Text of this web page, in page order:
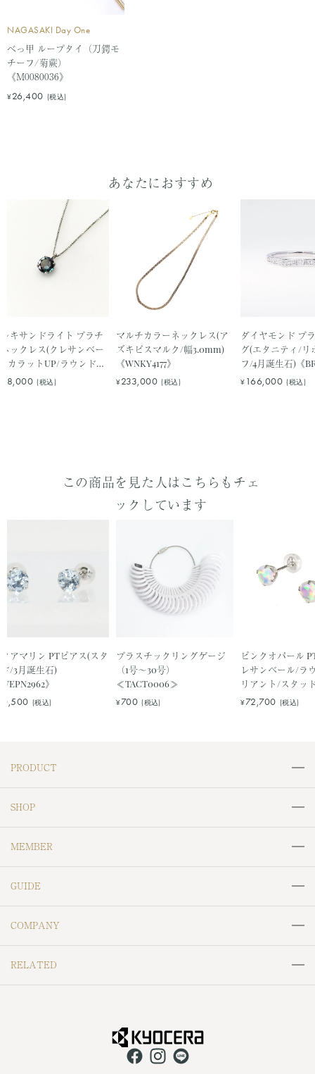
NAGASAKI Day One
べっ甲 ループタイ（刀鍔モ
チーフ/菊蕨）
《M0080036》
セ
¥26,400 (税込)
キサンドライト プラチ
ックレス(クレサンベー
1カラットUP/ラウンドブ
アント/6月誕生石)
》
(税込)
マルチカラーネックレス(ア
ズキビスマルク/幅3.0mm)
《WNKY4177》
¥233,000 (税込)
ダイヤモンド プ
グ(エタニティ/リ
フ/4月誕生石)《
¥ 166,000 (税込)
アマリン PTピアス(スタ
/3月誕生石)
》
(税込)
プラスチックリングゲージ
（1号～30号）
≪TACT0006≫
¥700 (税込)
ピンクオパール
レサンベール/ラ
リアント/スタッ
石)《WEPW3129》
¥72,700 (税込)
PRODUCT
リング
ペンダントトップ
ピアス
イヤーカフ
ブローチ
ネックレスチェーン
メンズジュエリー
その他（小物など）
SHOP
MJC＆ODOLLY
Labofllie
SAIKI
RIZ jewelry
鳥獣戯画
Resol
KOKONOE
MEMBER
会員サービスについて
会員登録
GUIDE
ご利用ガイド
お支払いについて
お届けについて
COMPANY
会社概要
個人情報保護方針
返金ポリシー
RELATED